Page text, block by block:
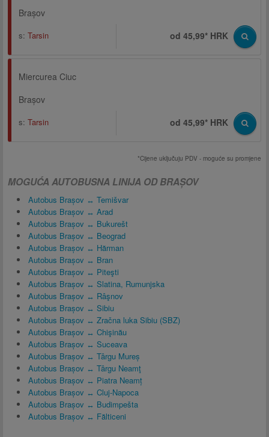
Brașov
s: Tarsin od 45,99* HRK
Miercurea Ciuc
Brașov
s: Tarsin od 45,99* HRK
*Cijene uključuju PDV - moguće su promjene
MOGUĆA AUTOBUSNA LINIJA OD BRAȘOV
Autobus Brașov ↔ Temišvar
Autobus Brașov ↔ Arad
Autobus Brașov ↔ Bukurešt
Autobus Brașov ↔ Beograd
Autobus Brașov ↔ Hărman
Autobus Brașov ↔ Bran
Autobus Brașov ↔ Piteşti
Autobus Brașov ↔ Slatina, Rumunjska
Autobus Brașov ↔ Râşnov
Autobus Brașov ↔ Sibiu
Autobus Brașov ↔ Zračna luka Sibiu (SBZ)
Autobus Brașov ↔ Chişinău
Autobus Brașov ↔ Suceava
Autobus Brașov ↔ Târgu Mureș
Autobus Brașov ↔ Târgu Neamţ
Autobus Brașov ↔ Piatra Neamț
Autobus Brașov ↔ Cluj-Napoca
Autobus Brașov ↔ Budimpešta
Autobus Brașov ↔ Fălticeni